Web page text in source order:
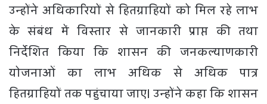
उन्होंने अधिकारियों से हितग्राहियों को मिल रहे लाभ
के संबंध में विस्तार से जानकारी प्राप्त की तथा
निर्देशित किया कि शासन की जनकल्याणकारी
योजनाओं का लाभ अधिक से अधिक पात्र
हितग्राहियों तक पहुंचाया जाए। उन्होंने कहा कि शासन